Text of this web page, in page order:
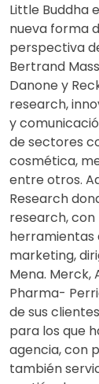
Little Buddha
nueva forma
perspectiva
Bertrand
Danone y
research,
y
de sectores
cosmética,
entre otros.
Research
research,
herramientas
marketing,
Mena. Merck,
Pharma-
de sus
para los que
agencia, con
también